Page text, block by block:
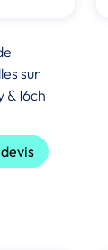
sur
& 16ch